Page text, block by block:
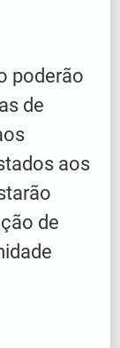
poderão
de
aos
de